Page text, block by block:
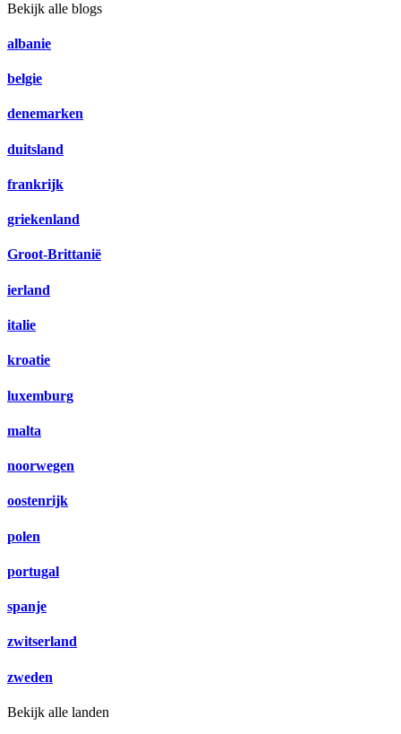
Bekijk alle blogs
albanie
belgie
denemarken
duitsland
frankrijk
griekenland
Groot-Brittanië
ierland
italie
kroatie
luxemburg
malta
noorwegen
oostenrijk
polen
portugal
spanje
zwitserland
zweden
Bekijk alle landen